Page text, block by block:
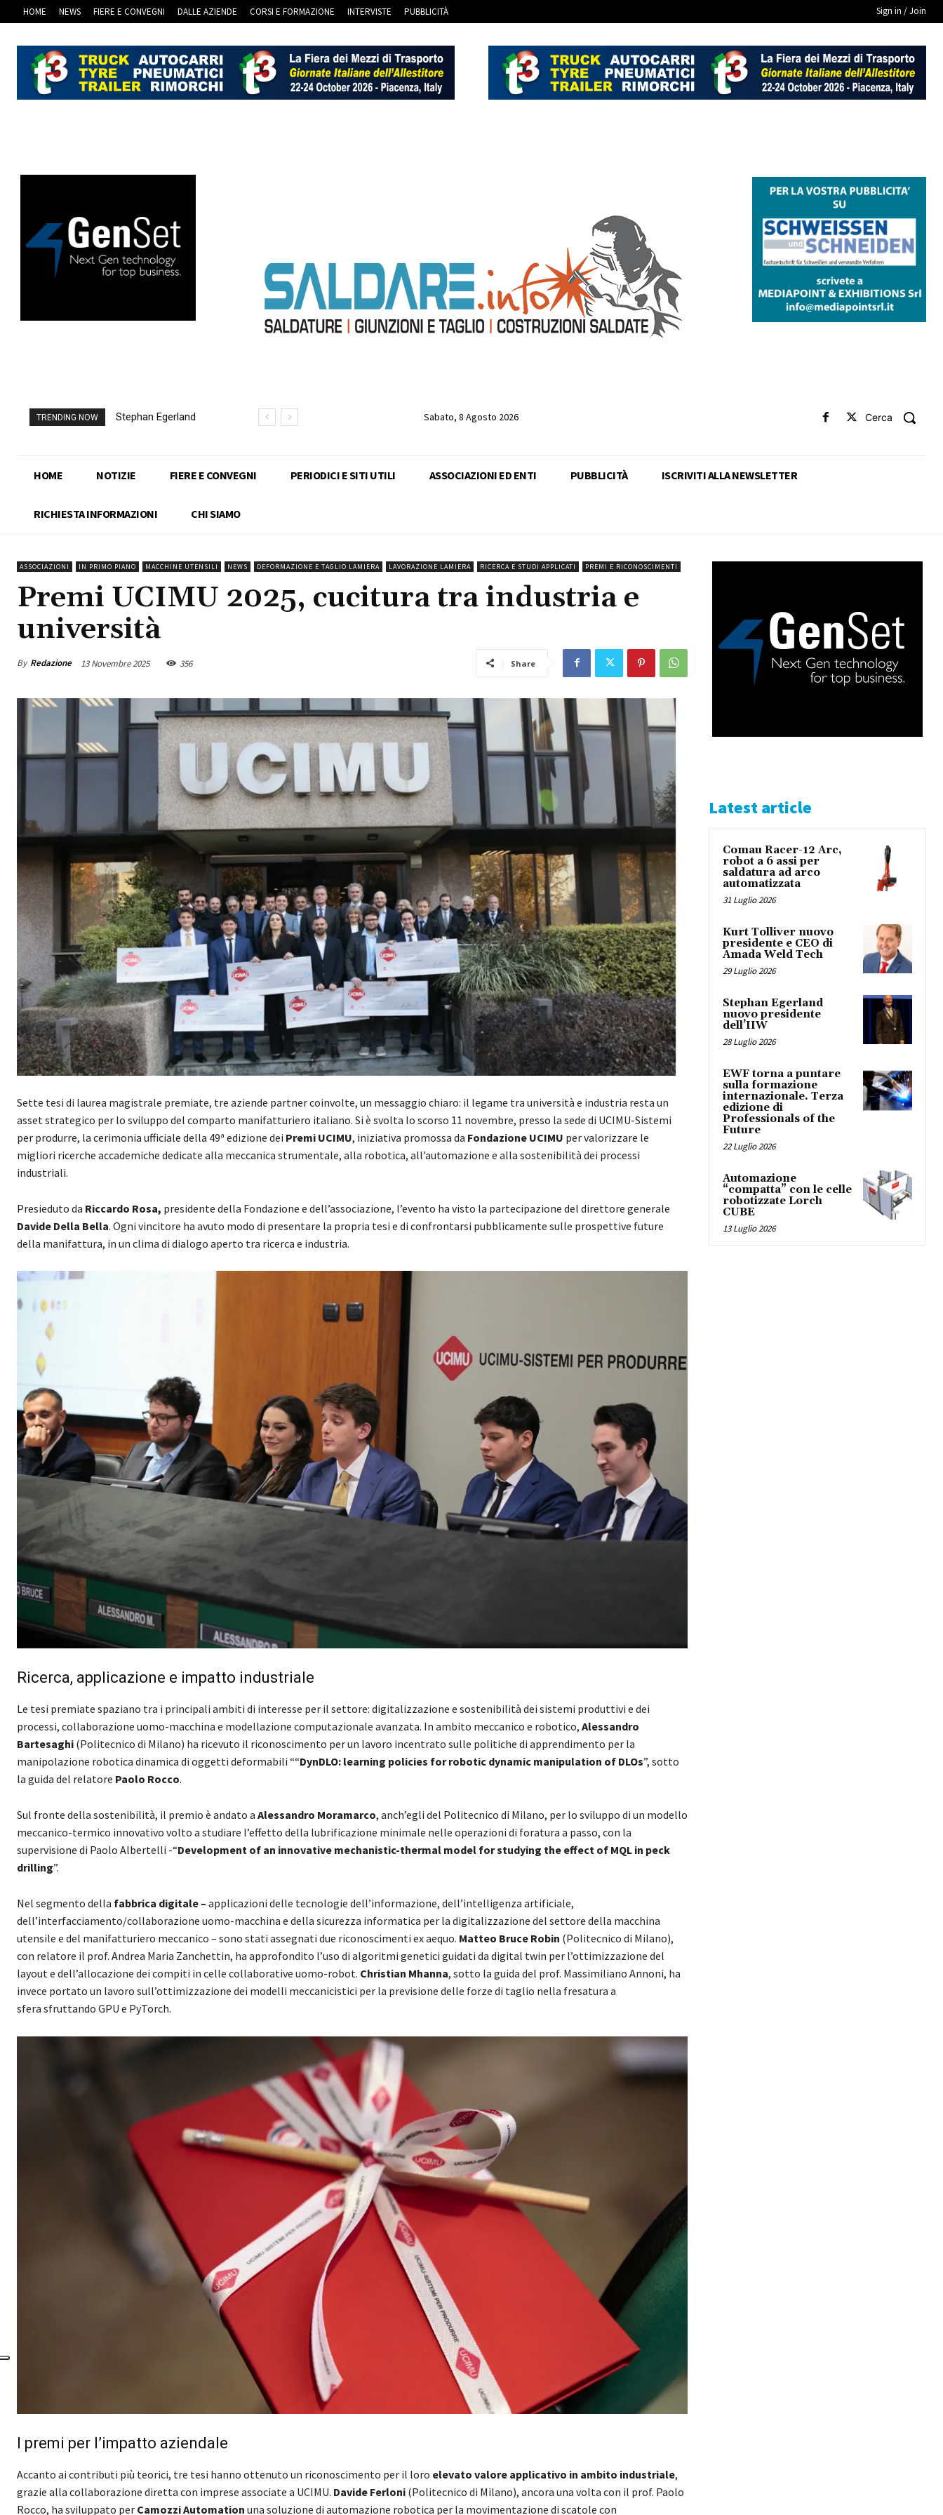
HOME NEWS FIERE E CONVEGNI DALLE AZIENDE CORSI E FORMAZIONE INTERVISTE PUBBLICITÀ Sign in / Join
TRENDING NOW
Stephan Egerland
Sabato, 8 Agosto 2026 Cerca
HOME NOTIZIE FIERE E CONVEGNI PERIODICI E SITI UTILI ASSOCIAZIONI ED ENTI PUBBLICITÀ ISCRIVITI ALLA NEWSLETTER
RICHIESTA INFORMAZIONI CHI SIAMO
ASSOCIAZIONI IN PRIMO PIANO MACCHINE UTENSILI NEWS DEFORMAZIONE E TAGLIO LAMIERA LAVORAZIONE LAMIERA RICERCA E STUDI APPLICATI PREMI E RICONOSCIMENTI
Premi UCIMU 2025, cucitura tra industria e
università
By Redazione 13 Novembre 2025 356 Share
Sette tesi di laurea magistrale premiate, tre aziende partner coinvolte, un messaggio chiaro: il legame tra università e industria resta un
asset strategico per lo sviluppo del comparto manifatturiero italiano. Si è svolta lo scorso 11 novembre, presso la sede di UCIMU-Sistemi
per produrre, la cerimonia ufficiale della 49ª edizione dei Premi UCIMU, iniziativa promossa da Fondazione UCIMU per valorizzare le
migliori ricerche accademiche dedicate alla meccanica strumentale, alla robotica, all’automazione e alla sostenibilità dei processi
industriali.
Presieduto da Riccardo Rosa, presidente della Fondazione e dell’associazione, l’evento ha visto la partecipazione del direttore generale
Davide Della Bella. Ogni vincitore ha avuto modo di presentare la propria tesi e di confrontarsi pubblicamente sulle prospettive future
della manifattura, in un clima di dialogo aperto tra ricerca e industria.
Ricerca, applicazione e impatto industriale
Le tesi premiate spaziano tra i principali ambiti di interesse per il settore: digitalizzazione e sostenibilità dei sistemi produttivi e dei
processi, collaborazione uomo-macchina e modellazione computazionale avanzata. In ambito meccanico e robotico, Alessandro
Bartesaghi (Politecnico di Milano) ha ricevuto il riconoscimento per un lavoro incentrato sulle politiche di apprendimento per la
manipolazione robotica dinamica di oggetti deformabili ““DynDLO: learning policies for robotic dynamic manipulation of DLOs”, sotto
la guida del relatore Paolo Rocco.
Sul fronte della sostenibilità, il premio è andato a Alessandro Moramarco, anch’egli del Politecnico di Milano, per lo sviluppo di un modello
meccanico-termico innovativo volto a studiare l’effetto della lubrificazione minimale nelle operazioni di foratura a passo, con la
supervisione di Paolo Albertelli -“Development of an innovative mechanistic-thermal model for studying the effect of MQL in peck
drilling”.
Nel segmento della fabbrica digitale – applicazioni delle tecnologie dell’informazione, dell’intelligenza artificiale,
dell’interfacciamento/collaborazione uomo-macchina e della sicurezza informatica per la digitalizzazione del settore della macchina
utensile e del manifatturiero meccanico – sono stati assegnati due riconoscimenti ex aequo. Matteo Bruce Robin (Politecnico di Milano),
con relatore il prof. Andrea Maria Zanchettin, ha approfondito l’uso di algoritmi genetici guidati da digital twin per l’ottimizzazione del
layout e dell’allocazione dei compiti in celle collaborative uomo-robot. Christian Mhanna, sotto la guida del prof. Massimiliano Annoni, ha
invece portato un lavoro sull’ottimizzazione dei modelli meccanicistici per la previsione delle forze di taglio nella fresatura a
sfera sfruttando GPU e PyTorch.
I premi per l’impatto aziendale
Accanto ai contributi più teorici, tre tesi hanno ottenuto un riconoscimento per il loro elevato valore applicativo in ambito industriale,
grazie alla collaborazione diretta con imprese associate a UCIMU. Davide Ferloni (Politecnico di Milano), ancora una volta con il prof. Paolo
Rocco, ha sviluppato per Camozzi Automation una soluzione di automazione robotica per la movimentazione di scatole con
Latest article
Comau Racer-12 Arc,
robot a 6 assi per
saldatura ad arco
automatizzata
31 Luglio 2026
Kurt Tolliver nuovo
presidente e CEO di
Amada Weld Tech
29 Luglio 2026
Stephan Egerland
nuovo presidente
dell’IIW
28 Luglio 2026
EWF torna a puntare
sulla formazione
internazionale. Terza
edizione di
Professionals of the
Future
22 Luglio 2026
Automazione
“compatta” con le celle
robotizzate Lorch
CUBE
13 Luglio 2026